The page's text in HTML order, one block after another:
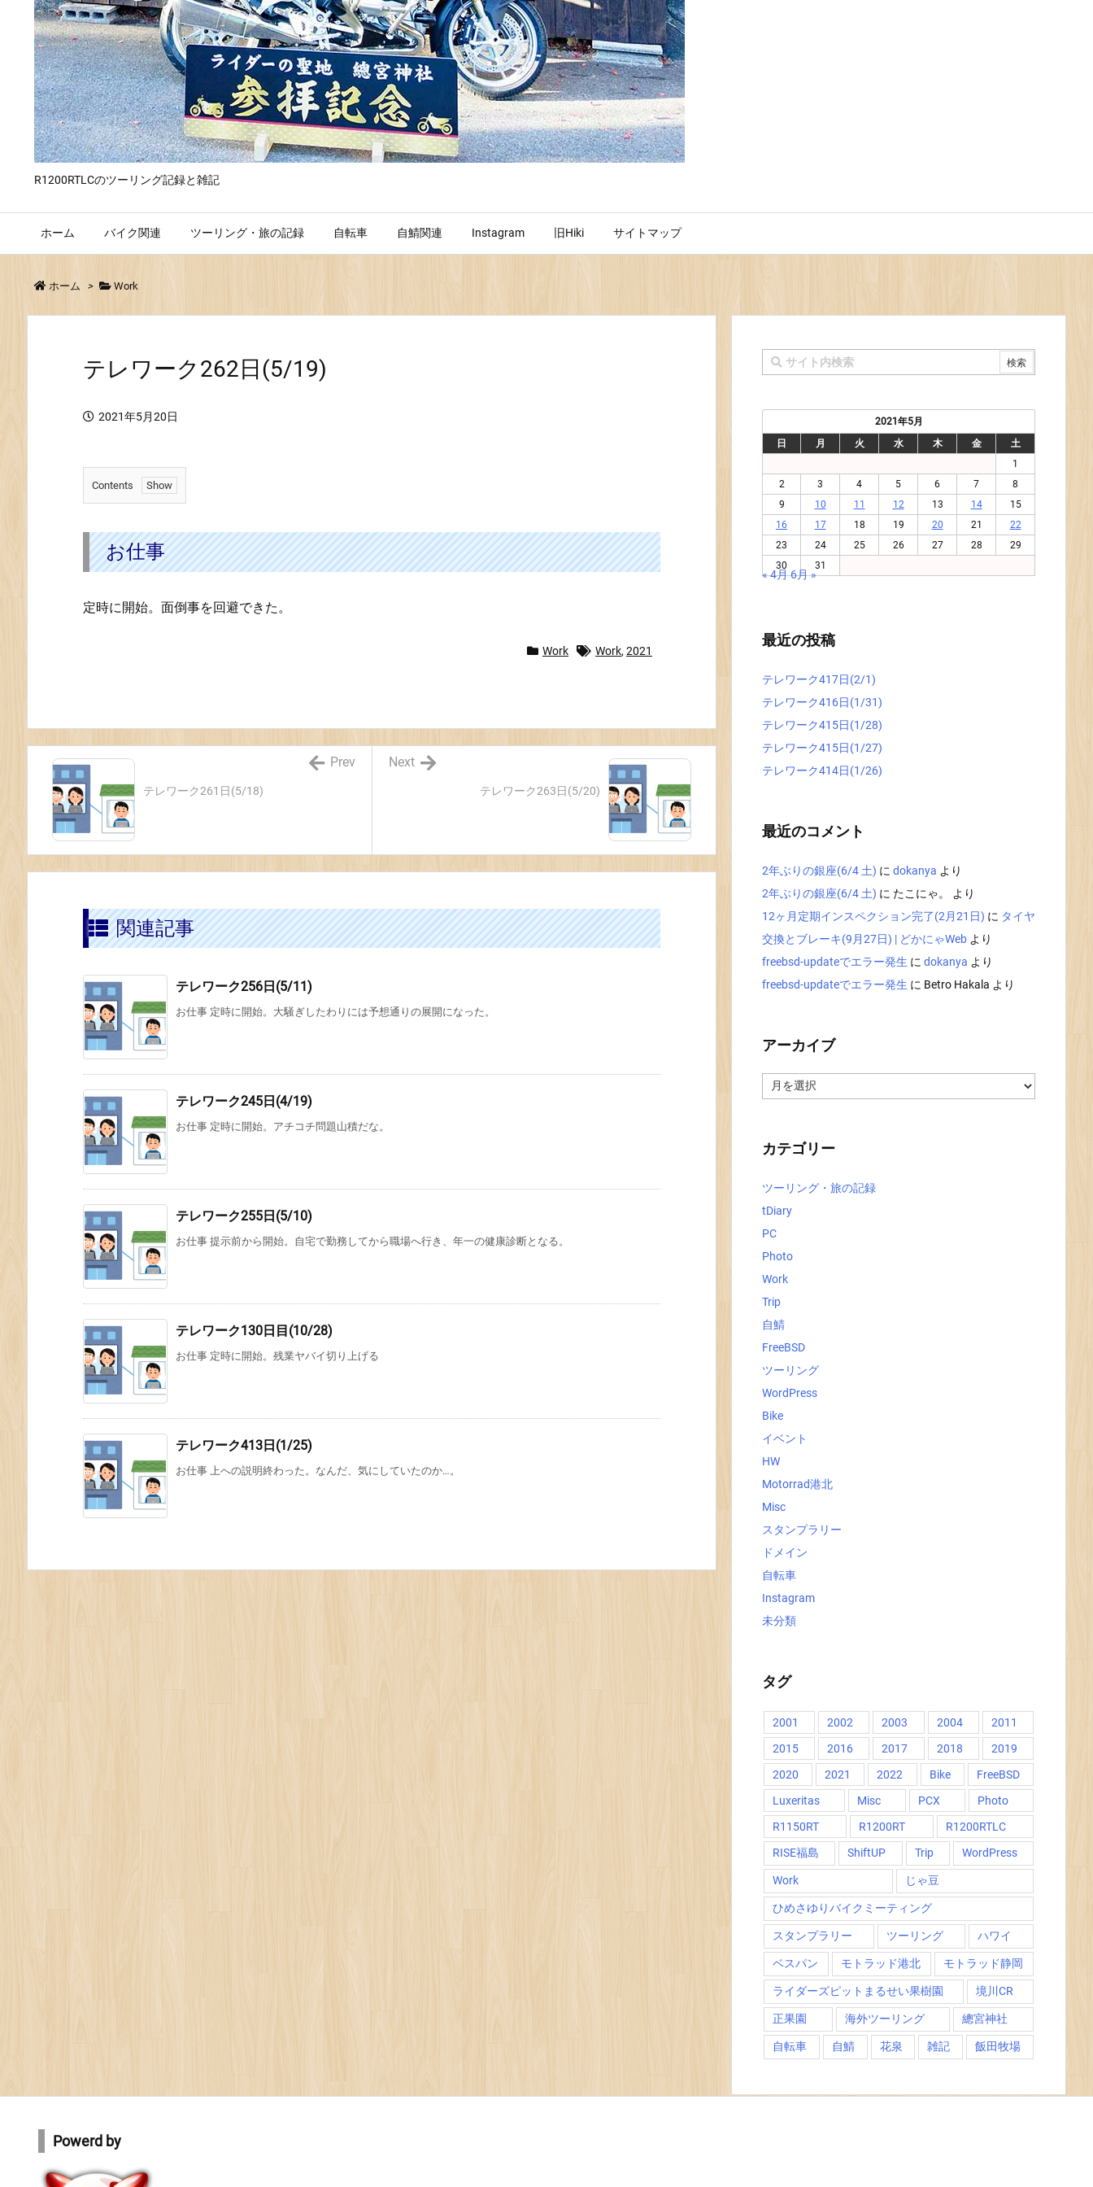
R1200RTLCのツーリング記録と雑記
ホーム バイク関連 ツーリング・旅の記録 自転車 自鯖関連 Instagram 旧Hiki サイトマップ
ホーム > Work
テレワーク262日(5/19)
2021年5月20日
Contents
1.
仕
事
お仕事
定時に開始。面倒事を回避できた。
Work Work, 2021
テレワーク263日(5/20)
Next
テレワーク261日(5/18)
Prev
関連記事
テレワーク256日(5/11)
お仕事 定時に開始。大騒ぎしたわりには予想通りの展開になった。
テレワーク245日(4/19)
お仕事 定時に開始。アチコチ問題山積だな。
テレワーク255日(5/10)
お仕事 提示前から開始。自宅で勤務してから職場へ行き、年一の健康診断となる。
テレワーク130日目(10/28)
お仕事 定時に開始。残業ヤバイ切り上げる
テレワーク413日(1/25)
お仕事 上への説明終わった。なんだ、気にしていたのか…。
2021年5月
日
月 火 水 木 金
土
1
2
3 4 5 6 7
8
9
10 11 12 13 14
15
16
17 18 19 20 21
22
23
24 25 26 27 28
29
30
31
« 4月6月 »
最近の投稿
テレワーク417日(2/1)
テレワーク416日(1/31)
テレワーク415日(1/28)
テレワーク415日(1/27)
テレワーク414日(1/26)
最近のコメント
2年ぶりの銀座(6/4 土) に dokanya より
2年ぶりの銀座(6/4 土) に たこにゃ。
より
12ヶ月定期インスペクション完了(2月21日) に タイヤ
交換とブレーキ(9月27日) | どかにゃWeb より
freebsd-updateでエラー発生 に dokanya より
freebsd-updateでエラー発生 に Betro Hakala より
アーカイブ
ー
カテゴリー
ツーリング・旅の記録
tDiary
PC
Photo
Work
Trip
自鯖
FreeBSD
ツーリング
WordPress
Bike
イベント
HW
Motorrad港北
Misc
スタンプラリー
ドメイン
自転車
Instagram
未分類
タグ
2001 2002 2003 2004
2011
2015
2016 2017 2018
2019
2020
2021 2022 Bike
FreeBSD
Luxeritas
Misc PCX
Photo
R1150RT
R1200RT
R1200RTLC
RISE福島
ShiftUP Trip WordPress
Work じゃ豆
ひめさゆりバイクミーティング
スタンプラリー ツーリング ハワイ
ベスパン モトラッド港北 モトラッド静岡
ライダーズピットまるせい果樹園 境川CR
正果園 海外ツーリング 總宮神社
自転車 自鯖 花泉 雑記 飯田牧場
Powerd by